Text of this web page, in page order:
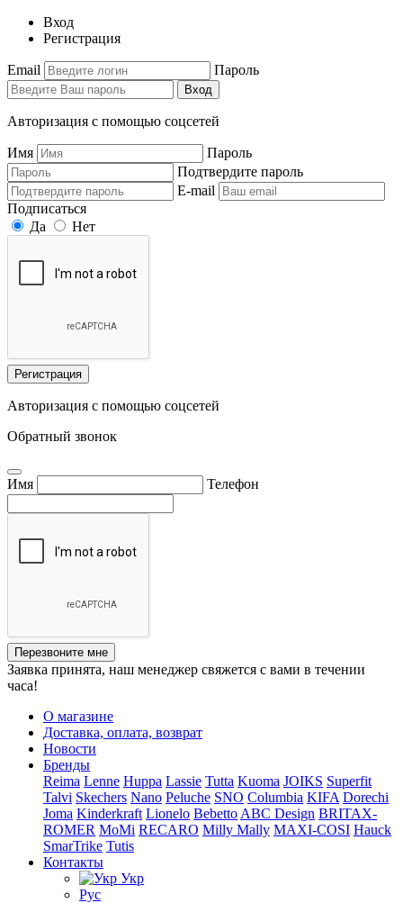
Вход
Регистрация
Email Пароль
Вход
Авторизация с помощью соцсетей
Имя
Пароль
Подтвердите пароль
E-mail
Подписаться
Да
Нет
Регистрация
Авторизация с помощью соцсетей
Обратный звонок
Имя Телефон
Перезвоните мне
Заявка принята, наш менеджер свяжется с вами в течении
часа!
О магазине
Доставка, оплата, возврат
Новости
Бренды
Reima Lenne Huppa Lassie Tutta Kuoma JOIKS Superfit
Talvi Skechers Nano Peluche SNO Columbia KIFA Dorechi
Joma Kinderkraft Lionelo Bebetto ABC Design BRITAX-
ROMER MoMi RECARO Milly Mally MAXI-COSI Hauck
SmarTrike Tutis
Контакты
Укр
Рус